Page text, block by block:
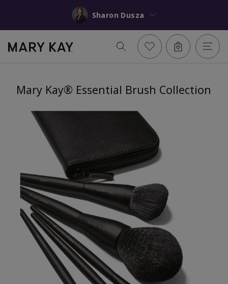
Sharon Dusza
Mary Kay® Essential Brush Collection